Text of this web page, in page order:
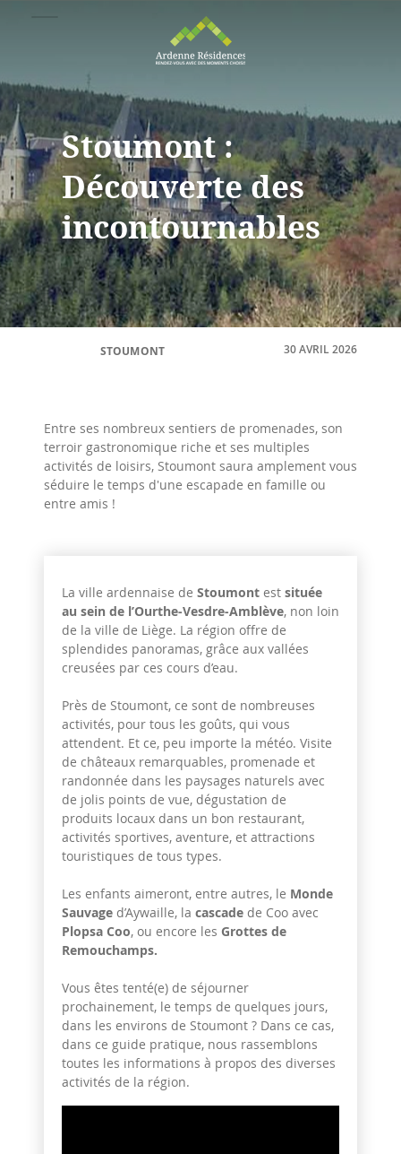
Stoumont :
Découverte des
incontournables
STOUMONT 30 AVRIL 2026
Entre ses nombreux sentiers de promenades, son
terroir gastronomique riche et ses multiples
activités de loisirs, Stoumont saura amplement vous
séduire le temps d'une escapade en famille ou
entre amis !
La ville ardennaise de Stoumont est située
au sein de l’Ourthe-Vesdre-Amblève, non loin
de la ville de Liège. La région offre de
splendides panoramas, grâce aux vallées
creusées par ces cours d’eau.
Près de Stoumont, ce sont de nombreuses
activités, pour tous les goûts, qui vous
attendent. Et ce, peu importe la météo. Visite
de châteaux remarquables, promenade et
randonnée dans les paysages naturels avec
de jolis points de vue, dégustation de
produits locaux dans un bon restaurant,
activités sportives, aventure, et attractions
touristiques de tous types.
Les enfants aimeront, entre autres, le Monde
Sauvage d’Aywaille, la cascade de Coo avec
Plopsa Coo, ou encore les Grottes de
Remouchamps.
Vous êtes tenté(e) de séjourner
prochainement, le temps de quelques jours,
dans les environs de Stoumont ? Dans ce cas,
dans ce guide pratique, nous rassemblons
toutes les informations à propos des diverses
activités de la région.